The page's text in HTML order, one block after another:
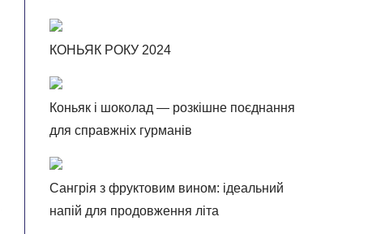
КОНЬЯК РОКУ 2024
Коньяк і шоколад — розкішне поєднання
для справжніх гурманів
Сангрія з фруктовим вином: ідеальний
напій для продовження літа